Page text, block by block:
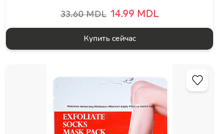
33.60 MDL 14.99 MDL
Купить сейчас